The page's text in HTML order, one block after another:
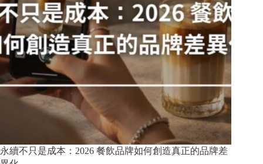
永續不只是成本：2026 餐飲品牌如何創造真正的品牌差